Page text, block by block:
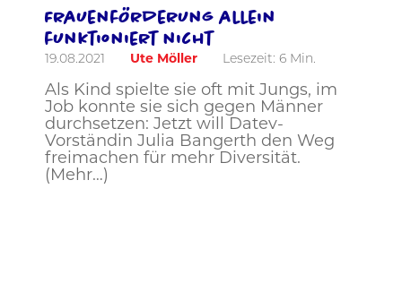
Frauenförderung allein
funktioniert nicht
19.08.2021 Ute Möller Lesezeit: 6 Min.
Als Kind spielte sie oft mit Jungs, im
Job konnte sie sich gegen Männer
durchsetzen: Jetzt will Datev-
Vorständin Julia Bangerth den Weg
freimachen für mehr Diversität.
(Mehr…)